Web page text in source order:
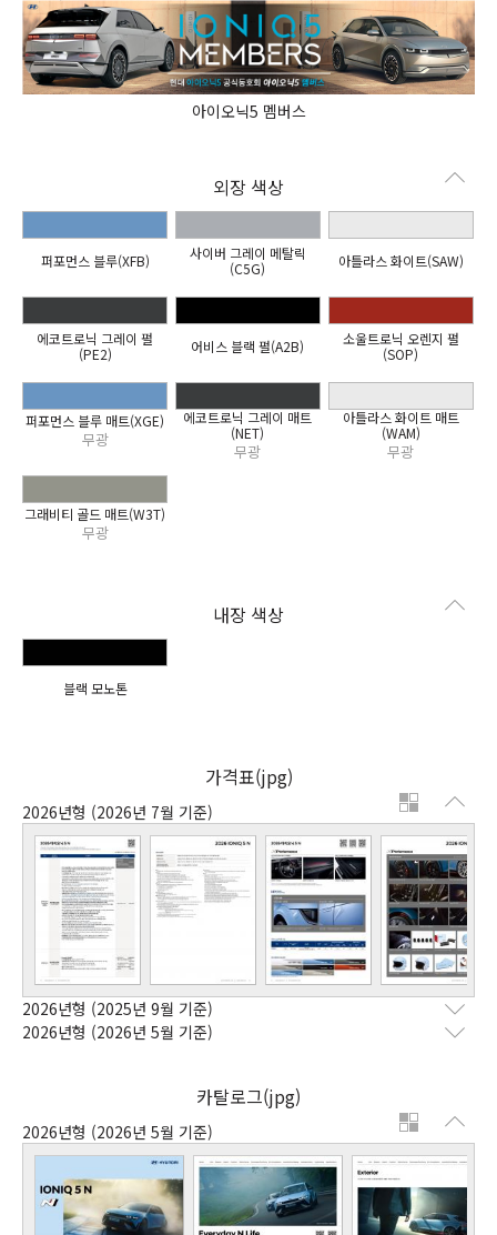
아이오닉5 멤버스
외장 색상
퍼포먼스 블루(XFB)
사이버 그레이 메탈릭
(C5G)
아틀라스 화이트(SAW)
에코트로닉 그레이 펄
(PE2)
어비스 블랙 펄(A2B)
소울트로닉 오렌지 펄
(SOP)
퍼포먼스 블루 매트(XGE)
무광
에코트로닉 그레이 매트
(NET)
무광
아틀라스 화이트 매트
(WAM)
무광
그래비티 골드 매트(W3T)
무광
내장 색상
블랙 모노톤
가격표(jpg)
2026년형 (2026년 7월 기준)
2026년형 (2025년 9월 기준)
2026년형 (2026년 5월 기준)
카탈로그(jpg)
2026년형 (2026년 5월 기준)